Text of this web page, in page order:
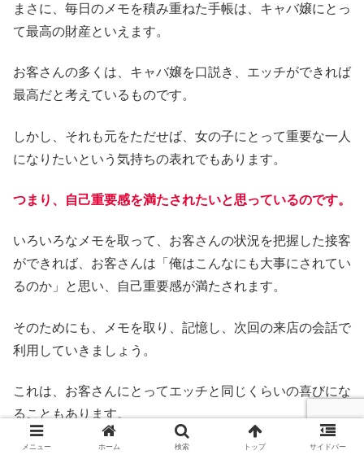
まさに、毎日のメモを積み重ねた手帳は、キャバ嬢にとっ
て最高の財産といえます。
お客さんの多くは、キャバ嬢を口説き、エッチができれば
最高だと考えているものです。
しかし、それも元をただせば、女の子にとって重要な一人
になりたいという気持ちの表れでもあります。
つまり、自己重要感を満たされたいと思っているのです。
いろいろなメモを取って、お客さんの状況を把握した接客
ができれば、お客さんは「俺はこんなにも大事にされてい
るのか」と思い、自己重要感が満たされます。
そのためにも、メモを取り、記憶し、次回の来店の会話で
利用していきましょう。
これは、お客さんにとってエッチと同じくらいの喜びにな
ることもあります。
メニュー ホーム 検索 トップ サイドバー